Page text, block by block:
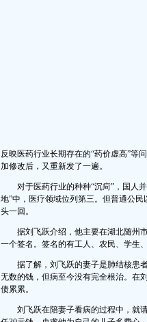
反映医药行业长期存在的“药价虚高”等
加修改后，又重新发了一遍。
对于医药行业的种种“沉疴”，国人并
地”中，医疗领域位列第三。但普通公
头一回。
据刘飞跃介绍，他主要在湖北随州市
一个签名。签名的有工人、农民、学生
据了解，刘飞跃的妻子是肺结核患者
无数的钱，但病至今没有完全根治。在
债累累。
刘飞跃在陪妻子看病的过程中，就请